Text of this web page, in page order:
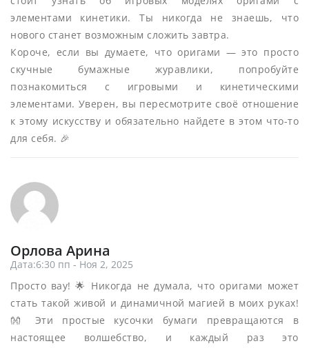
элементами кинетики. Ты никогда не знаешь, что
нового станет возможным сложить завтра.
Короче, если вы думаете, что оригами — это просто
скучные бумажные журавлики, попробуйте
познакомиться с игровыми и кинетическими
элементами. Уверен, вы пересмотрите своё отношение
к этому искусству и обязательно найдете в этом что-то
для себя. 🎉
Орлова Арина
Дата:6:30 пп - Ноя 2, 2025
Просто вау! 🌟 Никогда не думала, что оригами может
стать такой живой и динамичной магией в моих руках!
👐 Эти простые кусочки бумаги превращаются в
настоящее волшебство, и каждый раз это